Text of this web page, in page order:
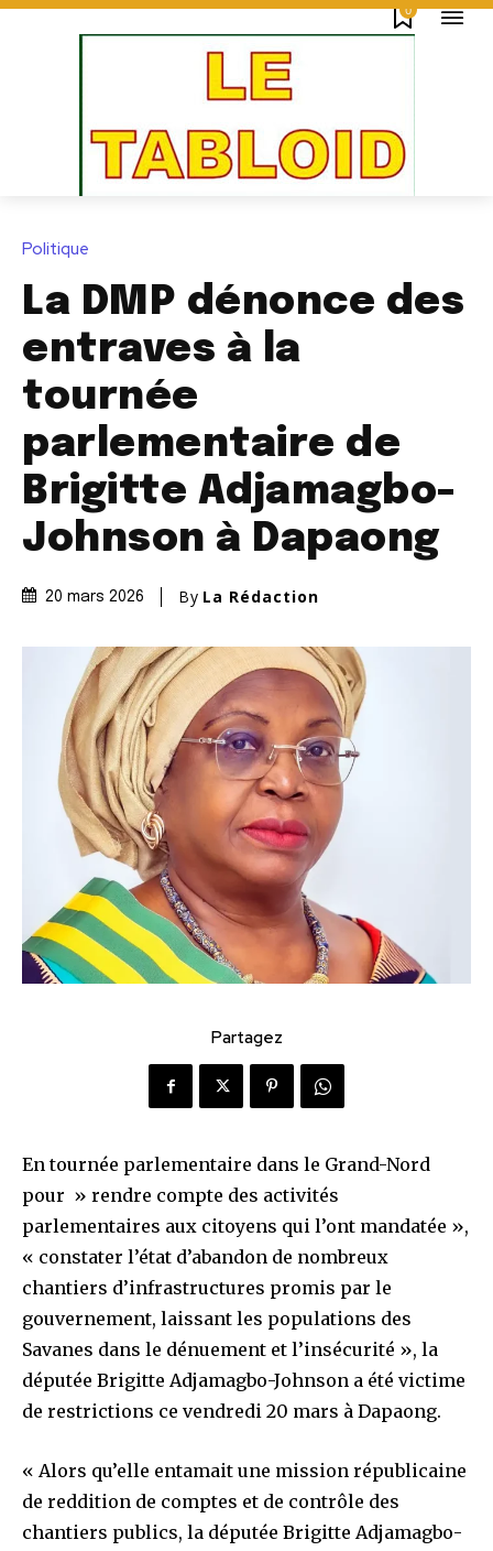
0
Politique
La DMP dénonce des
entraves à la
tournée
parlementaire de
Brigitte Adjamagbo-
Johnson à Dapaong
20 mars 2026 By La Rédaction
Partagez
En tournée parlementaire dans le Grand-Nord
pour » rendre compte des activités
parlementaires aux citoyens qui l’ont mandatée »,
« constater l’état d’abandon de nombreux
chantiers d’infrastructures promis par le
gouvernement, laissant les populations des
Savanes dans le dénuement et l’insécurité », la
députée Brigitte Adjamagbo-Johnson a été victime
de restrictions ce vendredi 20 mars à Dapaong.
« Alors qu’elle entamait une mission républicaine
de reddition de comptes et de contrôle des
chantiers publics, la députée Brigitte Adjamagbo-